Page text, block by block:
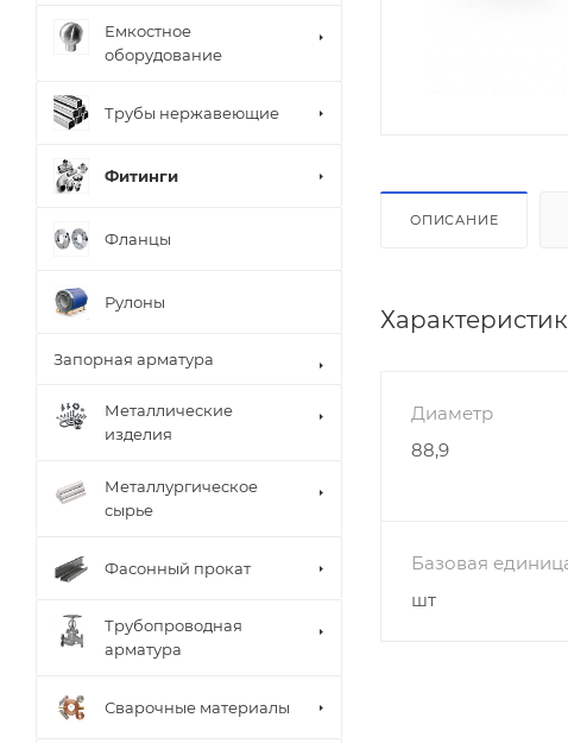
ОПИСАНИЕ
Диаметр
88,9
Базовая
шт
Емкостное
оборудование
Трубы нержавеющие
Фитинги
Фланцы
Рулоны
Запорная арматура
Металлические
изделия
Металлургическое
сырье
Фасонный прокат
Трубопроводная
арматура
Сварочные материалы